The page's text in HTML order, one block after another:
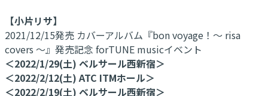
【小片リサ】
2021/12/15発売 カバーアルバム『bon voyage！～ risa
covers ～』発売記念 forTUNE musicイベント
＜2022/1/29(土) ベルサール西新宿＞
＜2022/2/12(土) ATC ITMホール＞
＜2022/2/19(土) ベルサール西新宿＞